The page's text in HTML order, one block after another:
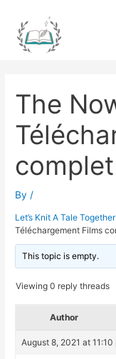
content
The
By /
Let’s Knit A Tale Together
Téléchargement Films
This topic is empty.
Viewing 0 reply threads
Author
August 8, 2021 at 11:10